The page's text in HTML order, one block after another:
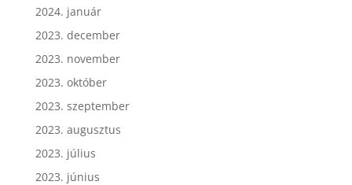
2024. január
2023. december
2023. november
2023. október
2023. szeptember
2023. augusztus
2023. július
2023. június